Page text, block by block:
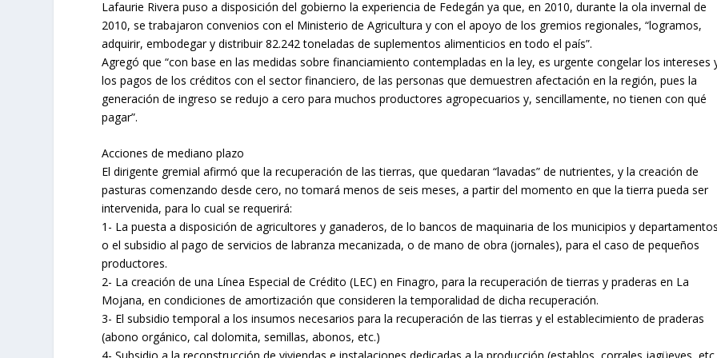
Lafaurie Rivera puso a disposición del gobierno la experiencia de Fedegán ya que, en 2010, durante la ola invernal de
2010, se trabajaron convenios con el Ministerio de Agricultura y con el apoyo de los gremios regionales, “logramos,
adquirir, embodegar y distribuir 82.242 toneladas de suplementos alimenticios en todo el país”.
Agregó que “con base en las medidas sobre financiamiento contempladas en la ley, es urgente congelar los intereses
los pagos de los créditos con el sector financiero, de las personas que demuestren afectación en la región, pues la
generación de ingreso se redujo a cero para muchos productores agropecuarios y, sencillamente, no tienen con qué
pagar”.
Acciones de mediano plazo
El dirigente gremial afirmó que la recuperación de las tierras, que quedaran “lavadas” de nutrientes, y la creación de
pasturas comenzando desde cero, no tomará menos de seis meses, a partir del momento en que la tierra pueda ser
intervenida, para lo cual se requerirá:
1- La puesta a disposición de agricultores y ganaderos, de lo bancos de maquinaria de los municipios y
o el subsidio al pago de servicios de labranza mecanizada, o de mano de obra (jornales), para el caso de pequeños
productores.
2- La creación de una Línea Especial de Crédito (LEC) en Finagro, para la recuperación de tierras y praderas en La
Mojana, en condiciones de amortización que consideren la temporalidad de dicha recuperación.
3- El subsidio temporal a los insumos necesarios para la recuperación de las tierras y el establecimiento de praderas
(abono orgánico, cal dolomita, semillas, abonos, etc.)